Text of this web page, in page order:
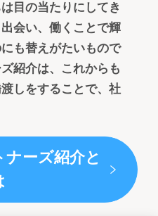
目の当たりにしてき
会い、働くことで輝
も替えがたいもので
紹介は、これからも
しをすることで、社
ーズ紹介と